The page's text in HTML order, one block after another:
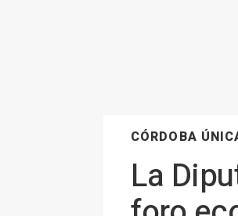
CÓRDOBA
La